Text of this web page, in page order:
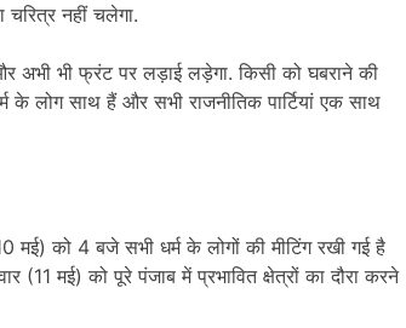
नहीं चलेगा.
अभी भी फ्रंट पर लड़ाई लड़ेगा. किसी को घबराने की
लोग साथ हैं और सभी राजनीतिक पार्टियां एक साथ
मई) को 4 बजे सभी धर्म के लोगों की मीटिंग रखी गई है
(11 मई) को पूरे पंजाब में प्रभावित क्षेत्रों का दौरा करने